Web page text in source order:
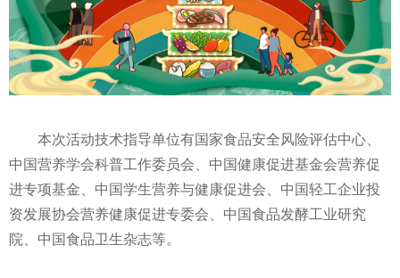
本次活动技术指导单位有国家食品安全风险评估中心、
中国营养学会科普工作委员会、中国健康促进基金会营养促
进专项基金 、中国学生营养与健康促进会、中国轻工企业投
资发展协会营养健康促进专委会、中国食品发酵工业研究
院、中国食品卫生杂志等。